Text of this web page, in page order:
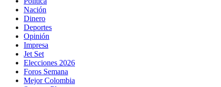
Nación
Dinero
Deportes
Opinión
Impresa
Jet Set
Elecciones 2026
Foros Semana
Mejor Colombia